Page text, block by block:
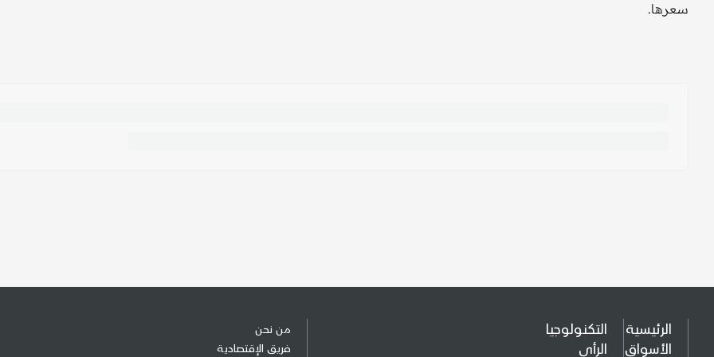
سعرها.
الرئيسية
الأسواق
التكنولوجيا
الرأي
من نحن
فريق الإقتصادية